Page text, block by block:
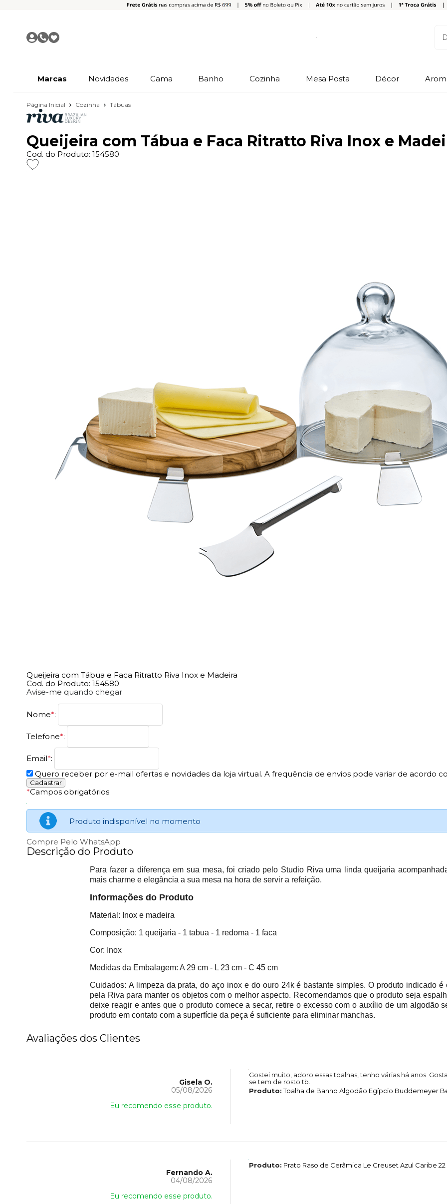
Marcas Novidades Cama Banho Cozinha Mesa Posta Décor
Página Inicial Cozinha Tábuas
Queijeira com Tábua e Faca Ritratto Riva Inox e
Cod. do Produto: 154580
Queijeira com Tábua e Faca Ritratto Riva Inox e Madeira
Cod. do Produto: 154580
Avise-me quando chegar
Nome*:
Telefone*:
Email*:
Quero receber por e-mail ofertas e novidades da loja virtual. A frequência de envios pode variar de acordo
*Campos obrigatórios
Produto indisponível no momento
Compre Pelo WhatsApp
Descrição do Produto
Para fazer a diferença em sua mesa, foi criado pelo Studio Riva uma linda queijaria
mais charme e elegância a sua mesa na hora de servir a refeição.
Informações do Produto
Material: Inox e madeira
Composição: 1 queijaria - 1 tabua - 1 redoma - 1 faca
Cor: Inox
Medidas da Embalagem: A 29 cm - L 23 cm - C 45 cm
Cuidados: A limpeza da prata, do aço inox e do ouro 24k é bastante simples. O produto indicado
pela Riva para manter os objetos com o melhor aspecto. Recomendamos que o produto seja
deixe reagir e antes que o produto comece a secar, retire o excesso com o auxílio de um algodão
produto em contato com a superfície da peça é suficiente para eliminar manchas.
Avaliações dos Clientes
Gisela O.
05/08/2026
Eu recomendo esse produto.
Gostei muito, adoro essas toalhas, tenho várias há anos.
se tem de rosto tb.
Produto:Toalha de Banho Algodão Egípcio Buddemeyer
Fernando A.
04/08/2026
Eu recomendo esse produto.
Produto: Prato Raso de Cerâmica Le Creuset Azul Caribe